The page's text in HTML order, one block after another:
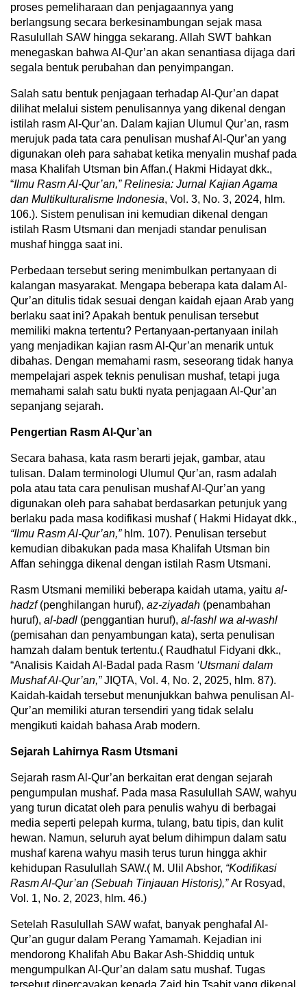
proses pemeliharaan dan penjagaannya yang
berlangsung secara berkesinambungan sejak masa
Rasulullah SAW hingga sekarang. Allah SWT bahkan
menegaskan bahwa Al-Qur’an akan senantiasa dijaga dari
segala bentuk perubahan dan penyimpangan.
Salah satu bentuk penjagaan terhadap Al-Qur’an dapat
dilihat melalui sistem penulisannya yang dikenal dengan
istilah rasm Al-Qur’an. Dalam kajian Ulumul Qur’an, rasm
merujuk pada tata cara penulisan mushaf Al-Qur’an yang
digunakan oleh para sahabat ketika menyalin mushaf pada
masa Khalifah Utsman bin Affan.( Hakmi Hidayat dkk.,
“Ilmu Rasm Al-Qur’an,” Relinesia: Jurnal Kajian Agama
dan Multikulturalisme Indonesia, Vol. 3, No. 3, 2024, hlm.
106.). Sistem penulisan ini kemudian dikenal dengan
istilah Rasm Utsmani dan menjadi standar penulisan
mushaf hingga saat ini.
Perbedaan tersebut sering menimbulkan pertanyaan di
kalangan masyarakat. Mengapa beberapa kata dalam Al-
Qur’an ditulis tidak sesuai dengan kaidah ejaan Arab yang
berlaku saat ini? Apakah bentuk penulisan tersebut
memiliki makna tertentu? Pertanyaan-pertanyaan inilah
yang menjadikan kajian rasm Al-Qur’an menarik untuk
dibahas. Dengan memahami rasm, seseorang tidak hanya
mempelajari aspek teknis penulisan mushaf, tetapi juga
memahami salah satu bukti nyata penjagaan Al-Qur’an
sepanjang sejarah.
Pengertian Rasm Al-Qur’an
Secara bahasa, kata rasm berarti jejak, gambar, atau
tulisan. Dalam terminologi Ulumul Qur’an, rasm adalah
pola atau tata cara penulisan mushaf Al-Qur’an yang
digunakan oleh para sahabat berdasarkan petunjuk yang
berlaku pada masa kodifikasi mushaf ( Hakmi Hidayat dkk.,
“Ilmu Rasm Al-Qur’an,”hlm. 107). Penulisan tersebut
kemudian dibakukan pada masa Khalifah Utsman bin
Affan sehingga dikenal dengan istilah Rasm Utsmani.
Rasm Utsmani memiliki beberapa kaidah utama, yaitu al-
hadzf(penghilangan huruf), az-ziyadah (penambahan
huruf), al-badl (penggantian huruf), al-fashl wa al-washl
(pemisahan dan penyambungan kata), serta penulisan
hamzah dalam bentuk tertentu.( Raudhatul Fidyani dkk.,
“Analisis Kaidah Al-Badal pada Rasm ‘Utsmani dalam
Mushaf Al-Qur’an,”JIQTA, Vol. 4, No. 2, 2025, hlm. 87).
Kaidah-kaidah tersebut menunjukkan bahwa penulisan Al-
Qur’an memiliki aturan tersendiri yang tidak selalu
mengikuti kaidah bahasa Arab modern.
Sejarah Lahirnya Rasm Utsmani
Sejarah rasm Al-Qur’an berkaitan erat dengan sejarah
pengumpulan mushaf. Pada masa Rasulullah SAW, wahyu
yang turun dicatat oleh para penulis wahyu di berbagai
media seperti pelepah kurma, tulang, batu tipis, dan kulit
hewan. Namun, seluruh ayat belum dihimpun dalam satu
mushaf karena wahyu masih terus turun hingga akhir
kehidupan Rasulullah SAW.( M. Ulil Abshor, “Kodifikasi
Rasm Al-Qur’an (Sebuah Tinjauan Historis),”Ar Rosyad,
Vol. 1, No. 2, 2023, hlm. 46.)
Setelah Rasulullah SAW wafat, banyak penghafal Al-
Qur’an gugur dalam Perang Yamamah. Kejadian ini
mendorong Khalifah Abu Bakar Ash-Shiddiq untuk
mengumpulkan Al-Qur’an dalam satu mushaf. Tugas
tersebut dipercayakan kepada Zaid bin Tsabit yang dikenal